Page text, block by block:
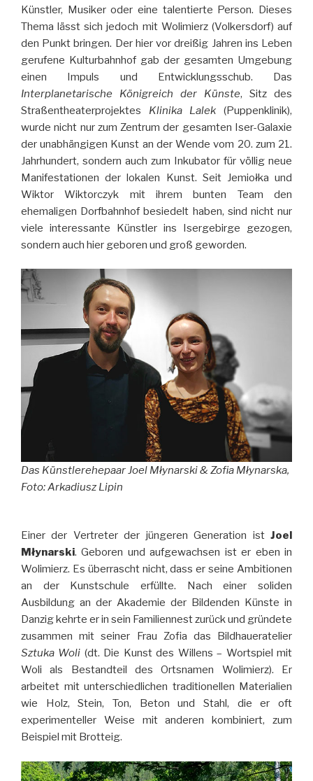
Künstler, Musiker oder eine talentierte Person. Dieses
Thema lässt sich jedoch mit Wolimierz (Volkersdorf) auf
den Punkt bringen. Der hier vor dreißig Jahren ins Leben
gerufene Kulturbahnhof gab der gesamten Umgebung
einen Impuls und Entwicklungsschub. Das
Interplanetarische Königreich der Künste, Sitz des
Straßentheaterprojektes Klinika Lalek (Puppenklinik),
wurde nicht nur zum Zentrum der gesamten Iser-Galaxie
der unabhängigen Kunst an der Wende vom 20. zum 21.
Jahrhundert, sondern auch zum Inkubator für völlig neue
Manifestationen der lokalen Kunst. Seit Jemiołka und
Wiktor Wiktorczyk mit ihrem bunten Team den
ehemaligen Dorfbahnhof besiedelt haben, sind nicht nur
viele interessante Künstler ins Isergebirge gezogen,
sondern auch hier geboren und groß geworden.
Das Künstlerehepaar Joel Młynarski & Zofia Młynarska,
Foto: Arkadiusz Lipin
Einer der Vertreter der jüngeren Generation ist Joel
Młynarski. Geboren und aufgewachsen ist er eben in
Wolimierz. Es überrascht nicht, dass er seine Ambitionen
an der Kunstschule erfüllte. Nach einer soliden
Ausbildung an der Akademie der Bildenden Künste in
Danzig kehrte er in sein Familiennest zurück und gründete
zusammen mit seiner Frau Zofia das Bildhaueratelier
Sztuka Woli (dt. Die Kunst des Willens – Wortspiel mit
Woli als Bestandteil des Ortsnamen Wolimierz). Er
arbeitet mit unterschiedlichen traditionellen Materialien
wie Holz, Stein, Ton, Beton und Stahl, die er oft
experimenteller Weise mit anderen kombiniert, zum
Beispiel mit Brotteig.